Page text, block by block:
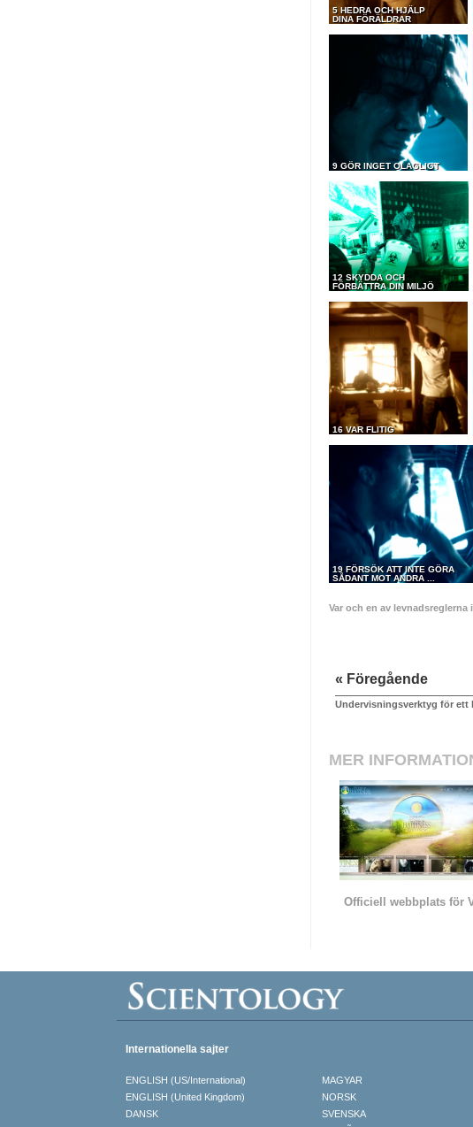
5 HEDRA OCH HJÄLP
DINA FÖRÄLDRAR
9 GÖR INGET OLAGLIGT
12 SKYDDA OCH
FÖRBÄTTRA DIN MILJÖ
16 VAR FLITIG
19 FÖRSÖK ATT INTE GÖRA
SÅDANT MOT ANDRA ...
Var och en av levnadsreglerna i
« Föregående
Undervisningsverktyg för ett
MER
Officiell webbplats för
Internationella sajter
ENGLISH (US/International)
ENGLISH (United Kingdom)
DANSK
MAGYAR
NORSK
SVENSKA